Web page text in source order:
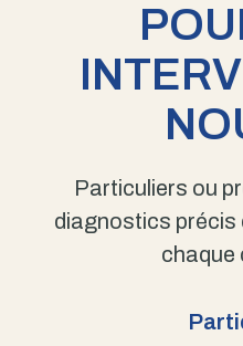
Particuliers ou
diagnostics précis
chaque